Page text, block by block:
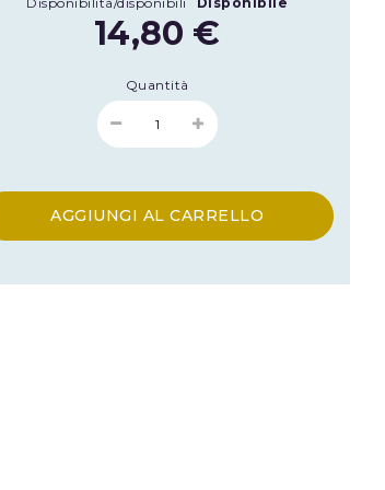
14,80 €
Quantità
AGGIUNGI AL CARRELLO